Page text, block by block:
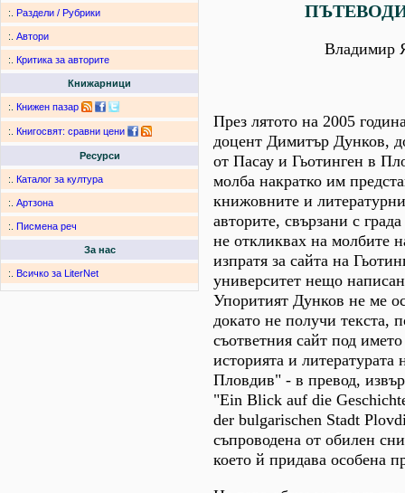
:. Раздели / Рубрики
:. Автори
:. Критика за авторите
Книжарници
:. Книжен пазар
:. Книгосвят: сравни цени
Ресурси
:. Каталог за култура
:. Артзона
:. Писмена реч
За нас
:. Всичко за LiterNet
Владимир
През лятото на 2005
доцент Димитър Дунков,
от Пасау и Гьотинген в
молба накратко им
книжовните и
авторите, свързани с
не откликвах на молбите
изпратя за сайта на
университет нещо
Упоритият Дунков не ме
докато не получи текста,
съответния сайт под
историята и литературата
Пловдив" - в превод,
"Ein Blick auf die
der bulgarischen Stadt
съпроводена от обилен
което й придава особена